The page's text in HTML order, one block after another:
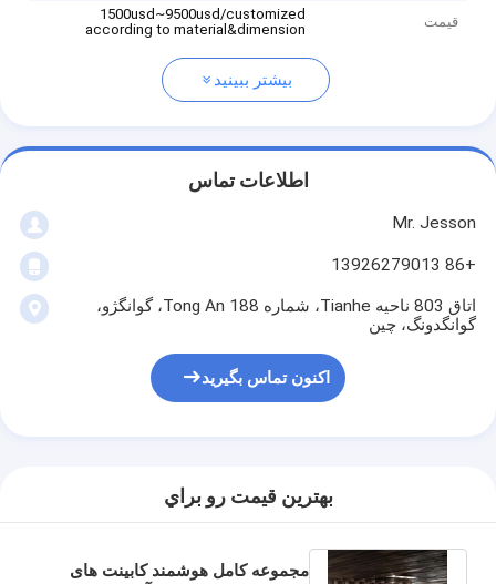
قیمت
1500usd~9500usd/customized
according to material&dimension
بیشتر ببینید
اطلاعات تماس
Mr. Jesson
+86 13926279013
اتاق 803 ناحیه Tianhe، شماره 188 Tong An، گوانگژو،
گوانگدونگ، چین
اکنون تماس بگیرید
بهترين قيمت رو براي
مجموعه کامل هوشمند کابینت های